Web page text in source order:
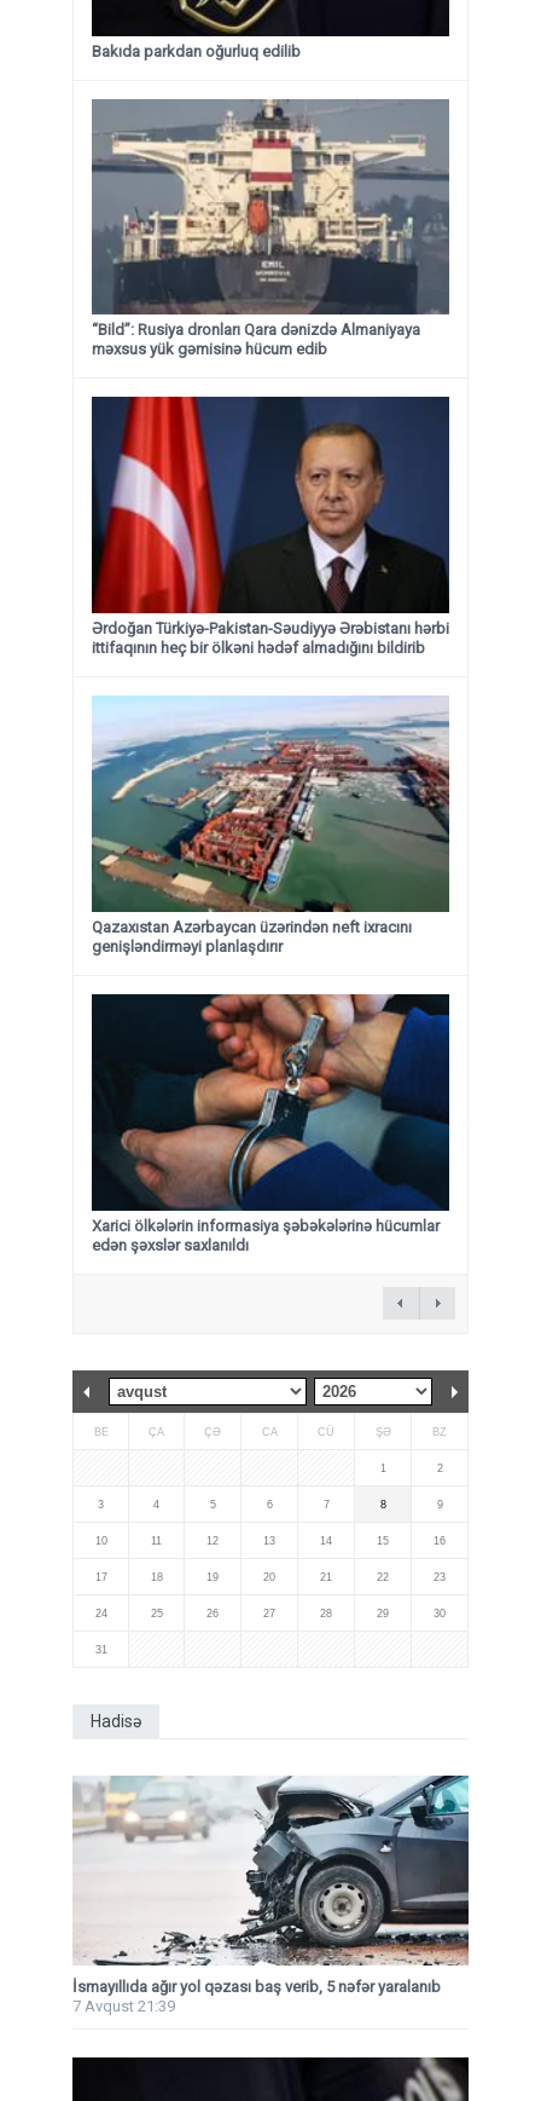
Bakıda parkdan oğurluq edilib
“Bild”: Rusiya dronları Qara dənizdə Almaniyaya
məxsus yük gəmisinə hücum edib
Ərdoğan Türkiyə-Pakistan-Səudiyyə Ərəbistanı hərbi
ittifaqının heç bir ölkəni hədəf almadığını bildirib
Qazaxıstan Azərbaycan üzərindən neft ixracını
genişləndirməyi planlaşdırır
Xarici ölkələrin informasiya şəbəkələrinə hücumlar
edən şəxslər saxlanıldı
BE ÇA ÇƏ CA CÜ ŞƏ BZ
1 2
3 4 5 6 7 8 9
10 11 12 13 14 15 16
17 18 19 20 21 22 23
24 25 26 27 28 29 30
31
Hadisə
İsmayıllıda ağır yol qəzası baş verib, 5 nəfər yaralanıb
7 Avqust 21:39